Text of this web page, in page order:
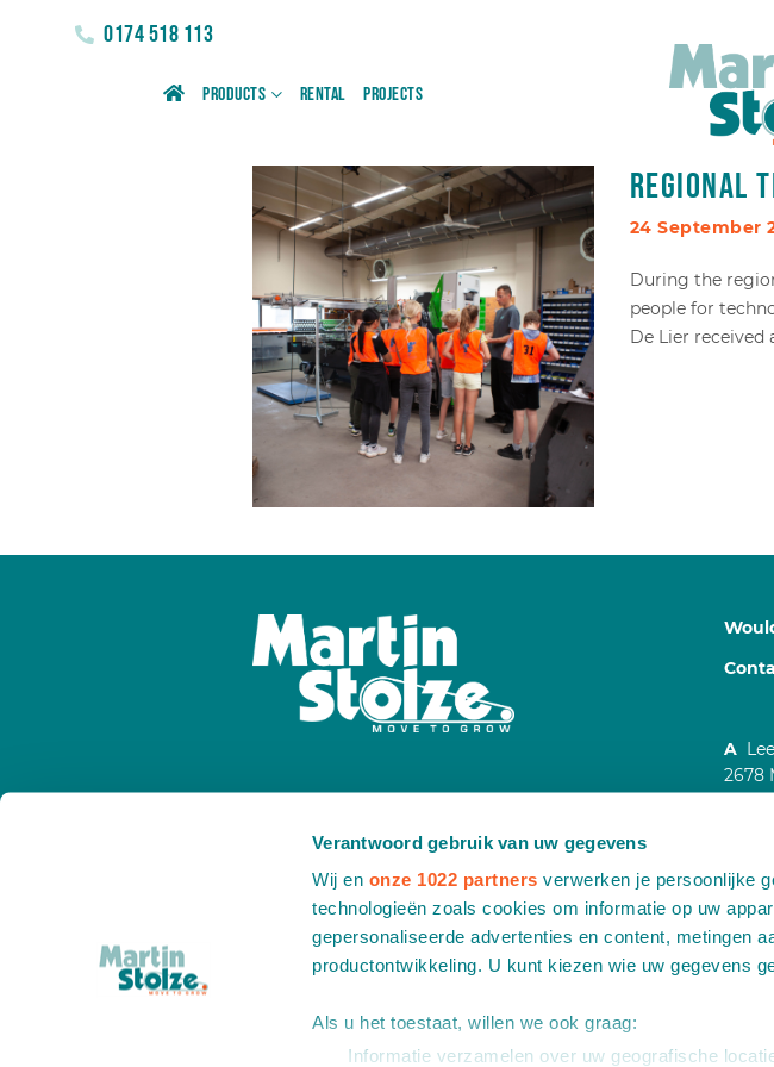
Verantwoord gebruik van uw gegevens
Wij en onze 1022 partners verwerken je persoonlijke
technologieën zoals cookies om informatie op uw
gepersonaliseerde advertenties en content, metingen
productontwikkeling. U kunt kiezen wie uw gegevens
Als u het toestaat, willen we ook graag:
Informatie verzamelen over uw geografische
0174 518 113
Products Rental Projects
Regional
24 September
During the
people for
De Lier
A
2678
Copyright © Martinstolze Alle rechten voorbehouden Creatie & Realisatie